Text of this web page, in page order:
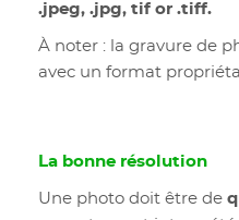
.jpeg, .jpg, tif or .tiff.
À noter : la gravure de
avec un format
La bonne résolution
Une photo doit être de